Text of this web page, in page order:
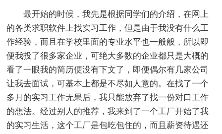
最开始的时候，我先是根据同学们的介绍，在网上
的各类求职软件上找实习工作，但是由于我没有什么工
作经验，而且在学校里面的专业水平也一般般，所以即
便我投了很多家企业，可绝大多数的企业都只是大概的
看了一眼我的简历便没有下文了，即便偶尔有几家公司
让我去面试，可基本上都是不尽如人意的。在找了一个
多月的实习工作无果后，我只能放弃了找一份对口工作
的想法。经过别人的推荐，我来到了一个工厂开始了我
的实习生活，这个工厂是包吃包住的，而且薪资待遇还